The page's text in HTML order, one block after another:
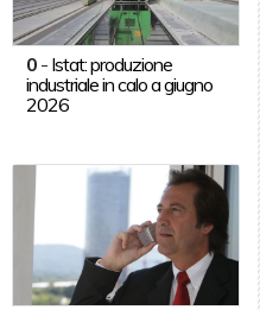
0 - Istat: produzione
industriale in calo a giugno
2026